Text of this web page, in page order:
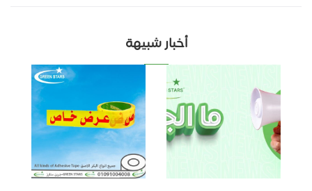
أخبار شبيهة